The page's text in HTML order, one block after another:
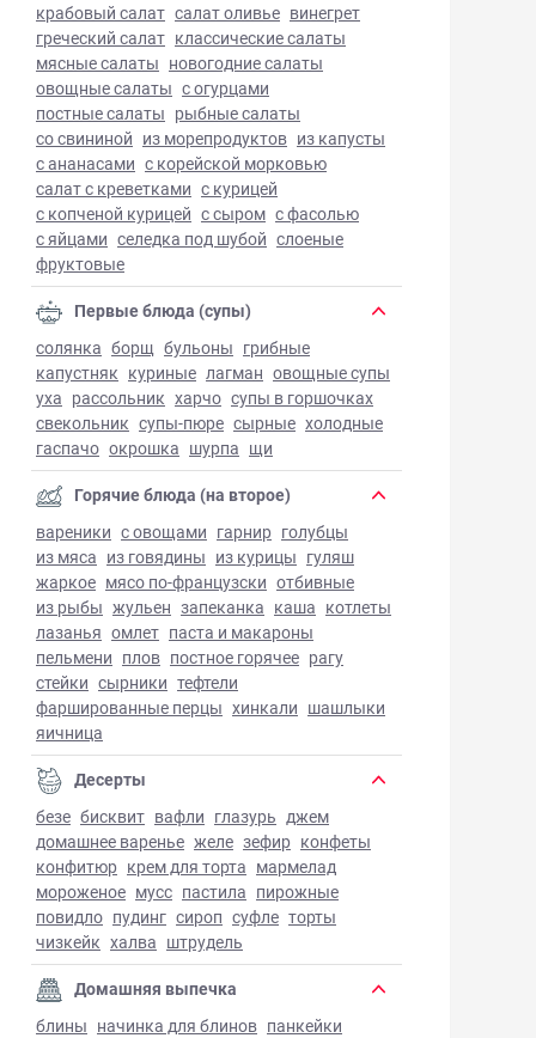
крабовый салат салат оливье винегрет
греческий салат классические салаты
мясные салаты новогодние салаты
овощные салаты с огурцами
постные салаты рыбные салаты
со свининой из морепродуктов из капусты
с ананасами с корейской морковью
салат с креветками с курицей
с копченой курицей с сыром с фасолью
с яйцами селедка под шубой слоеные
фруктовые
Первые блюда (супы)
солянка борщ бульоны грибные
капустняк куриные лагман овощные супы
уха рассольник харчо супы в горшочках
свекольник супы-пюре сырные холодные
гаспачо окрошка шурпа щи
Горячие блюда (на второе)
вареники с овощами гарнир голубцы
из мяса из говядины из курицы гуляш
жаркое мясо по-французски отбивные
из рыбы жульен запеканка каша котлеты
лазанья омлет паста и макароны
пельмени плов постное горячее рагу
стейки сырники тефтели
фаршированные перцы хинкали шашлыки
яичница
Десерты
безе бисквит вафли глазурь джем
домашнее варенье желе зефир конфеты
конфитюр крем для торта мармелад
мороженое мусс пастила пирожные
повидло пудинг сироп суфле торты
чизкейк халва штрудель
Домашняя выпечка
блины начинка для блинов панкейки